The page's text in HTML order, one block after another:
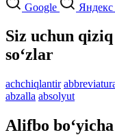
Google Яндекс
Siz uchun
so‘zlar
achchiqlantir
abzalla absolyut
Alifbo bo‘yicha